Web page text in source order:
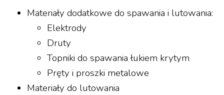
Materiały dodatkowe do spawania i lutowania:
Elektrody
Druty
Topniki do spawania łukiem krytym
Pręty i proszki metalowe
Materiały do lutowania